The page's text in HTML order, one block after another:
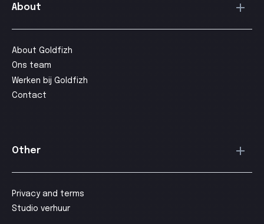
About
About Goldfizh
Ons team
Werken bij Goldfizh
Contact
Other
Privacy and terms
Studio verhuur